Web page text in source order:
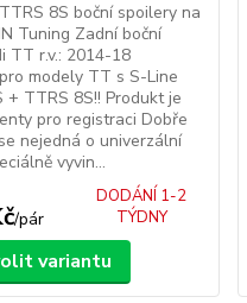
8S boční spoilery na
Tuning Zadní boční
TT r.v.: 2014-18
modely TT s S-Line
TTRS 8S!! Produkt je
pro registraci Dobře
nejedná o univerzální
vyvin...
/pár
DODÁNÍ 1-2
TÝDNY
variantu